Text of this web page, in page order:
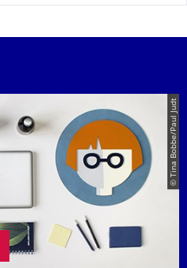
© Tina Bobbe/Paul Judt